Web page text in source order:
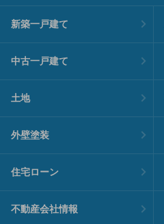
新築一戸建て
中古一戸建て
土地
外壁塗装
住宅ローン
不動産会社情報